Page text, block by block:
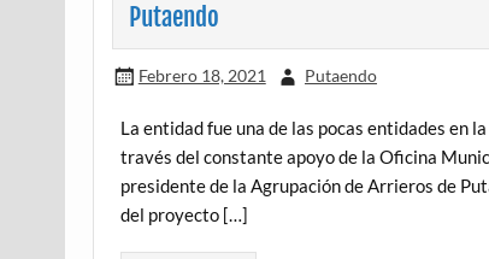
Putaendo
Febrero 18, 2021 Putaendo
La entidad fue una de las pocas entidades en
través del constante apoyo de la Oficina
presidente de la Agrupación de Arrieros de
del proyecto […]